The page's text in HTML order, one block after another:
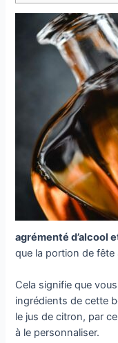
agrémenté d’alcool
que la portion de
Cela signifie que
ingrédients de cette
le jus de citron, par
à le personnaliser.